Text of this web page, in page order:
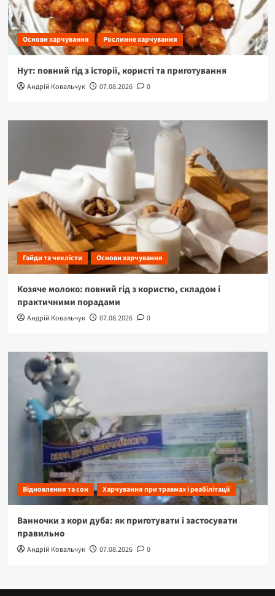
Основи харчування Рослинне харчування
Нут: повний гід з історії, користі та приготування
Андрій Ковальчук 07.08.2026 0
Гайди та чеклісти Основи харчування
Козяче молоко: повний гід з користю, складом і
практичними порадами
Андрій Ковальчук 07.08.2026 0
Відновлення та сон Харчування при травмах і реабілітації
Ванночки з кори дуба: як приготувати і застосувати
правильно
Андрій Ковальчук 07.08.2026 0